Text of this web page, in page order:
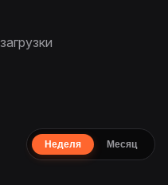
Неделя Месяц